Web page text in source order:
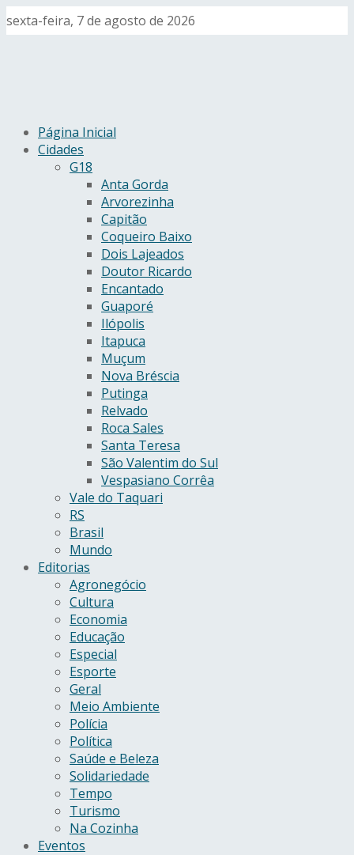
sexta-feira, 7 de agosto de 2026
Página Inicial
Cidades
G18
Anta Gorda
Arvorezinha
Capitão
Coqueiro Baixo
Dois Lajeados
Doutor Ricardo
Encantado
Guaporé
Ilópolis
Itapuca
Muçum
Nova Bréscia
Putinga
Relvado
Roca Sales
Santa Teresa
São Valentim do Sul
Vespasiano Corrêa
Vale do Taquari
RS
Brasil
Mundo
Editorias
Agronegócio
Cultura
Economia
Educação
Especial
Esporte
Geral
Meio Ambiente
Polícia
Política
Saúde e Beleza
Solidariedade
Tempo
Turismo
Na Cozinha
Eventos